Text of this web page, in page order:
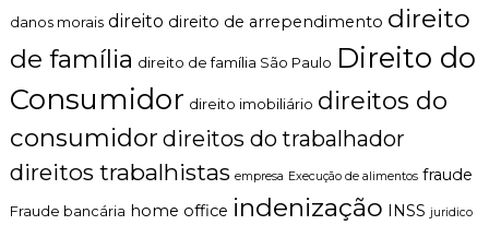
danos morais direito direito de arrependimento direito
de família direito de família São Paulo Direito do
Consumidor direito imobiliário direitos do
consumidor direitos do trabalhador
direitos trabalhistas empresa Execução de alimentos fraude
Fraude bancária home office indenização INSS juridico